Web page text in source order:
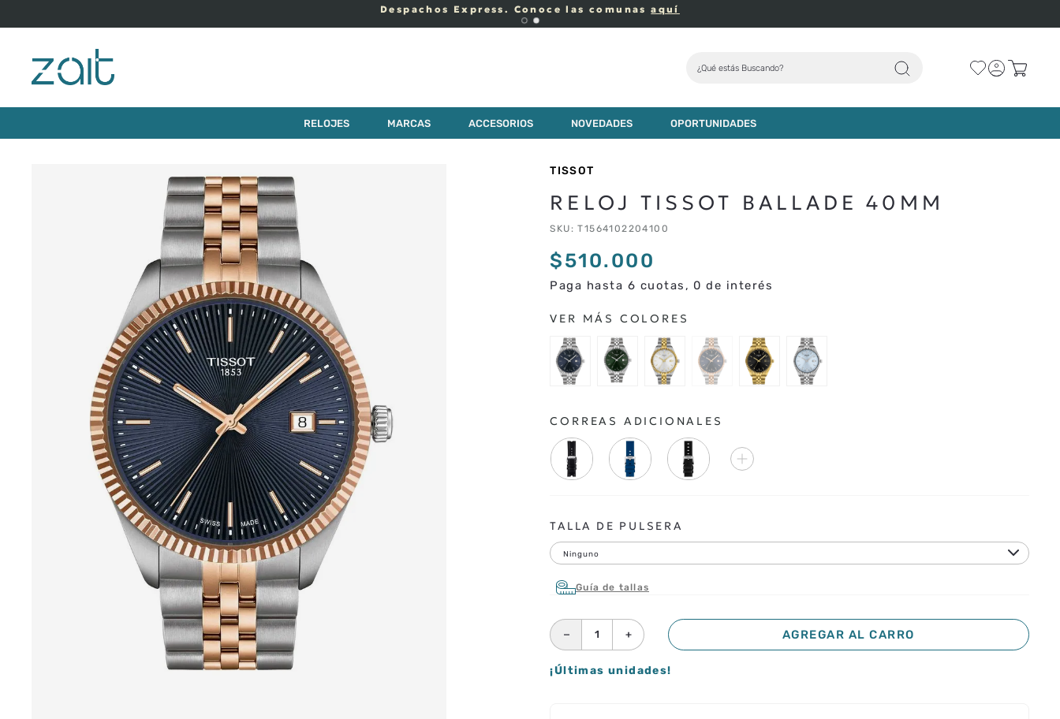
Despachos Express. Conoce las comunasaquí
¿Qué estás Buscando?
RELOJES MARCAS ACCESORIOS NOVEDADES OPORTUNIDADES
RELOJ TISSOT BALLADE 40MM AGREGAR AL CARRO
TISSOT
RELOJ TISSOT BALLADE 40MM
SKU :T1564102204100
$510.000
Paga hasta 6 cuotas, 0 de interés
CORREAS ADICIONALES
TALLA DE PULSERA
Ninguno
Guía de tallas
＋
－ AGREGAR AL CARRO
¡Últimas unidades!